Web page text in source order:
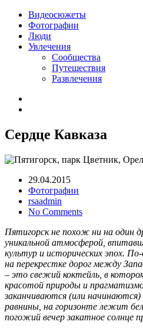
Видеосюжеты
Фотографии
Люди
Увлечения
Сообщества
Путешествия
Развлечения
Сердце Кавказа
29.04.2015
Фотографии
rsaadmin
No Comments
Пятигорск не похож ни на один
уникальной атмосферой,
культур и исторических эпох.
на перекрестке дорог между
– это свежий коктейль, в
красотой природы и
заканчиваются (или начинаются)
равнины, на горизонте лежит
погожий вечер закатное солнце